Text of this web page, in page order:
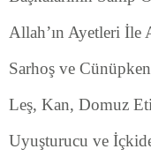
Allah’ın Ayetleri İle
Sarhoş ve
Leş, Kan, Domuz
Uyuşturucu ve